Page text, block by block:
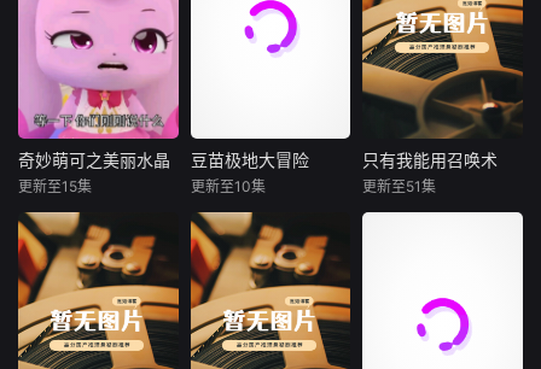
事。剧集围绕校园
生活展开，讲述孩
子们在上课、课间
玩耍时闹出的各类
搞笑闹剧。故事全
程轻松欢乐，通过
一件件小事，告诉
同学们要遵守校规
守纪的好
跑酷，一场 “美食
跑酷闯不停” 的冒
险正式开启！几位
条由像素美食搭建
的超长跑酷赛道。
小救援天地，专为
小朋友打造趣味满
满的治愈启蒙动
画。勇敢善良的毛
豆是救护站的核心
小队员，时刻坚守
岗位、随时待命，
和伙伴们一起守护
奇妙萌可之美丽水晶
奇妙萌可第7季
奇妙萌可之美丽水晶
更新至15集
豆苗极地大冒险
豆苗与白熊吞吞、
水獭蛋挞开启极地
探险，广袤冰原上
发生诸多温暖治愈
的小故事。调皮企
鹅切尔西一路尾随
豆苗极地大冒险
更新至10集
只有我能用召唤术
只有我能用召唤术
更新至51集